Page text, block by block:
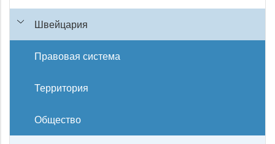
Швейцария
Правовая система
Территория
Общество